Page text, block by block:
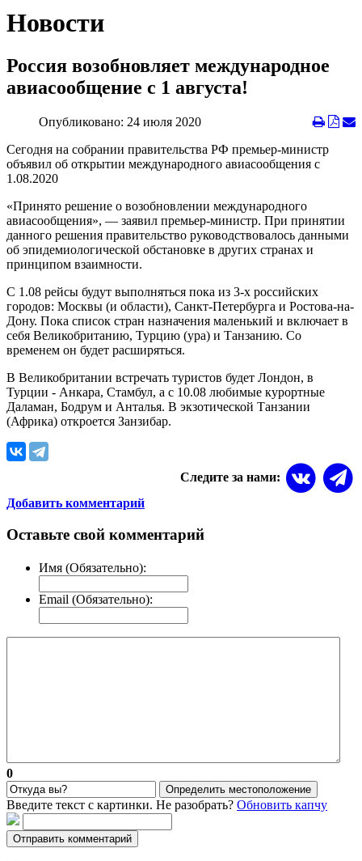
Новости
Россия возобновляет международное
авиасообщение с 1 августа!
Опубликовано: 24 июля 2020
Сегодня на собрании правительства РФ премьер-министр
объявил об открытии международного авиасообщения с
1.08.2020
«Принято решение о возобновлении международного
авиасообщения», — заявил премьер-министр. При принятии
данного решения правительство руководствовалось данными
об эпидемиологической обстановке в других странах и
принципом взаимности.
С 1.08 рейсы будут выполняться пока из 3-х российских
городов: Москвы (и области), Санкт-Петербурга и Ростова-на-
Дону. Пока список стран назначения маленький и включает в
себя Великобританию, Турцию (ура) и Танзанию. Со
временем он будет расширяться.
В Великобритании встречать туристов будет Лондон, в
Турции - Анкара, Стамбул, а с 10.08 любимые курортные
Даламан, Бодрум и Анталья. В экзотической Танзании
(Африка) откроется Занзибар.
Следите за нами:
Добавить комментарий
Оставьте свой комментарий
Имя (Обязательно):
Email (Обязательно):
0
Определить местоположение
Введите текст с картинки. Не разобрать? Обновить капчу
Отправить комментарий